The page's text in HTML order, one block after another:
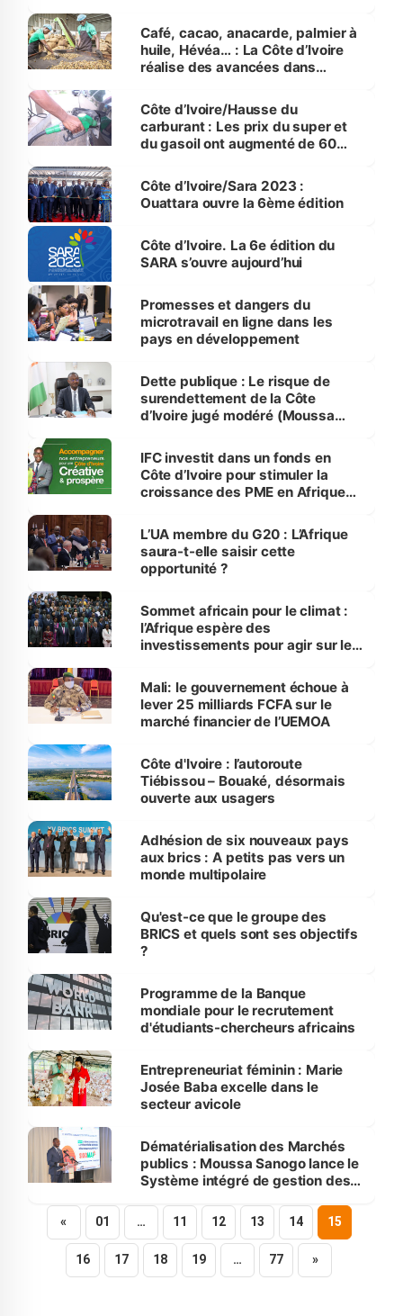
Café, cacao, anacarde, palmier à
huile, Hévéa… : La Côte d’Ivoire
réalise des avancées dans
Côte d’Ivoire/Hausse du
carburant : Les prix du super et
du gasoil ont augmenté de 60
Côte d’Ivoire/Sara 2023 :
Ouattara ouvre la 6ème édition
Côte d’Ivoire. La 6e édition du
SARA s’ouvre aujourd’hui
Promesses et dangers du
microtravail en ligne dans les
pays en développement
Dette publique : Le risque de
surendettement de la Côte
d’Ivoire jugé modéré (Moussa
IFC investit dans un fonds en
Côte d’Ivoire pour stimuler la
croissance des PME en Afrique
L’UA membre du G20 : L’Afrique
saura-t-elle saisir cette
opportunité ?
Sommet africain pour le climat :
l’Afrique espère des
investissements pour agir sur le
Mali: le gouvernement échoue à
lever 25 milliards FCFA sur le
marché financier de l’UEMOA
Côte d'Ivoire : l’autoroute
Tiébissou – Bouaké, désormais
ouverte aux usagers
Adhésion de six nouveaux pays
aux brics : A petits pas vers un
monde multipolaire
Qu'est-ce que le groupe des
BRICS et quels sont ses objectifs
?
Programme de la Banque
mondiale pour le recrutement
d'étudiants-chercheurs africains
Entrepreneuriat féminin : Marie
Josée Baba excelle dans le
secteur avicole
Dématérialisation des Marchés
publics : Moussa Sanogo lance le
Système intégré de gestion des
« 01 … 11 12 13 14 15
16 17 18 19 … 77 »